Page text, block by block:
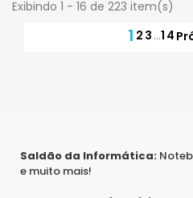
Exibindo 1 - 16 de 223 item(s)
1 2 3 …14
Saldão da Informática:
e muito mais!